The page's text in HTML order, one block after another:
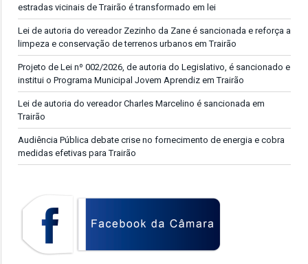
estradas vicinais de Trairão é transformado em lei
Lei de autoria do vereador Zezinho da Zane é sancionada e reforça a
limpeza e conservação de terrenos urbanos em Trairão
Projeto de Lei nº 002/2026, de autoria do Legislativo, é sancionado e
institui o Programa Municipal Jovem Aprendiz em Trairão
Lei de autoria do vereador Charles Marcelino é sancionada em
Trairão
Audiência Pública debate crise no fornecimento de energia e cobra
medidas efetivas para Trairão